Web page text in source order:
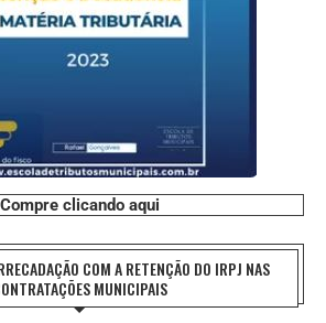
Compre clicando aqui
COM A RETENÇÃO DO IRPJ NAS
MUNICIPAIS